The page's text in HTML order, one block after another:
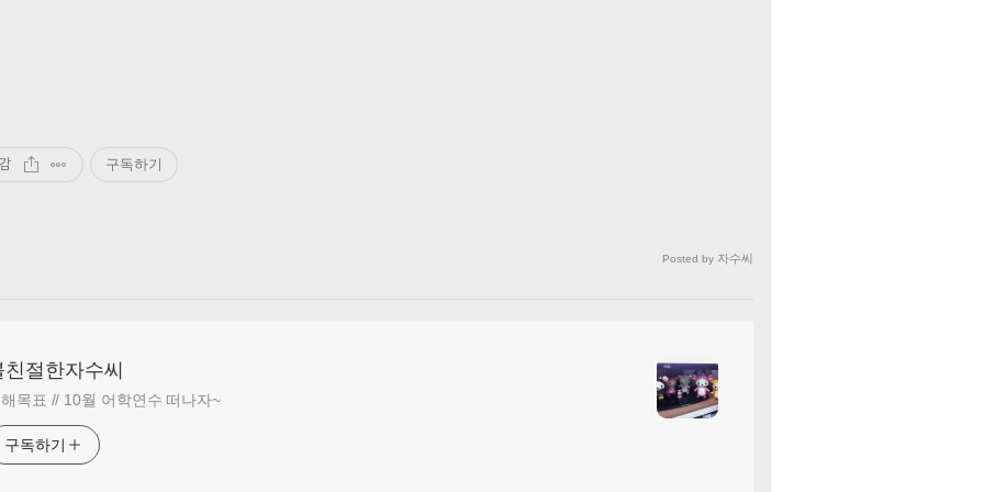
구독하기
Posted by 자수씨
친절한자수씨
목표 // 10월 어학연수 떠나자~
구독하기